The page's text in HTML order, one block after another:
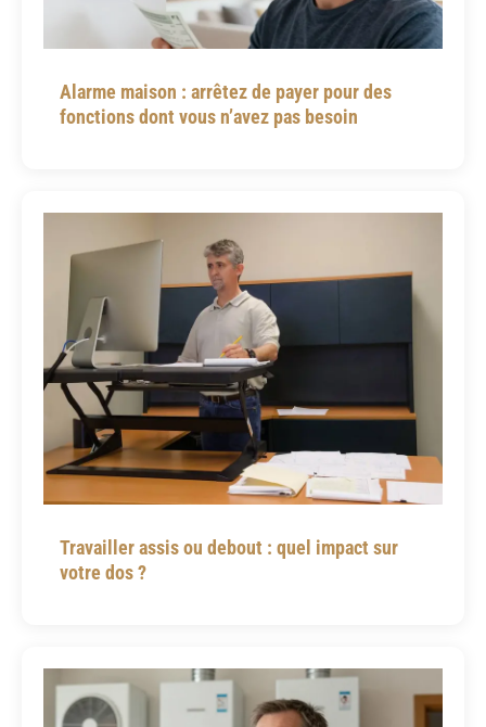
Alarme maison : arrêtez de payer pour des
fonctions dont vous n’avez pas besoin
Travailler assis ou debout : quel impact sur
votre dos ?